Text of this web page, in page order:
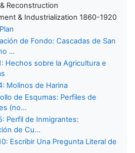
Reconstruction
& Industrialization 1860-1920
de Fondo: Cascadas de San
...
Hechos sobre la Agricultura e
Molinos de Harina
de Esqumas: Perfiles de
(no...
Perfil de Inmigrantes:
de Cu...
Escribir Una Pregunta Literal de